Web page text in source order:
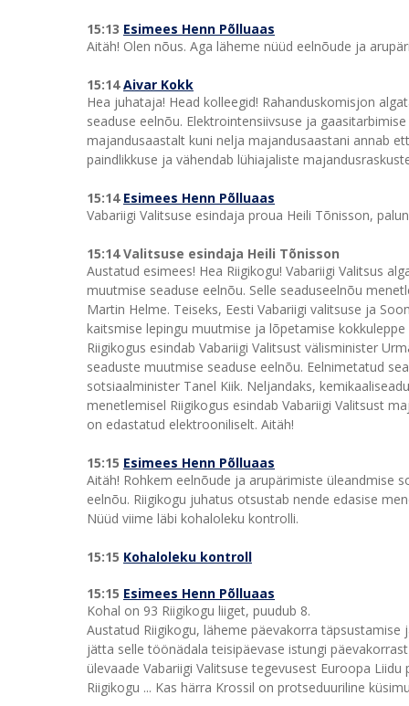
15:13 Esimees Henn Põlluaas
Aitäh! Olen nõus. Aga läheme nüüd eelnõude ja
15:14Aivar Kokk
Hea juhataja! Head kolleegid! Rahanduskomisjon
seaduse eelnõu. Elektrointensiivsuse ja
majandusaastalt kuni nelja majandusaastani annab
paindlikkuse ja vähendab lühiajaliste
15:14 Esimees Henn Põlluaas
Vabariigi Valitsuse esindaja proua Heili Tõnisson,
15:14 Valitsuse esindaja Heili Tõnisson
Austatud esimees! Hea Riigikogu! Vabariigi Valitsus
muutmise seaduse eelnõu. Selle seaduseelnõu
Martin Helme. Teiseks, Eesti Vabariigi valitsuse ja
kaitsmise lepingu muutmise ja lõpetamise
Riigikogus esindab Vabariigi Valitsust välisminister
seaduste muutmise seaduse eelnõu. Eelnimetatud
sotsiaalminister Tanel Kiik. Neljandaks,
menetlemisel Riigikogus esindab Vabariigi Valitsust
on edastatud elektrooniliselt. Aitäh!
15:15 Esimees Henn Põlluaas
Aitäh! Rohkem eelnõude ja arupärimiste üleandmise
eelnõu. Riigikogu juhatus otsustab nende edasise
Nüüd viime läbi kohaloleku kontrolli.
15:15 Kohaloleku kontroll
15:15 Esimees Henn Põlluaas
Kohal on 93 Riigikogu liiget, puudub 8.
Austatud Riigikogu, läheme päevakorra
jätta selle töönädala teisipäevase istungi
ülevaade Vabariigi Valitsuse tegevusest Euroopa
Riigikogu ... Kas härra Krossil on protseduuriline